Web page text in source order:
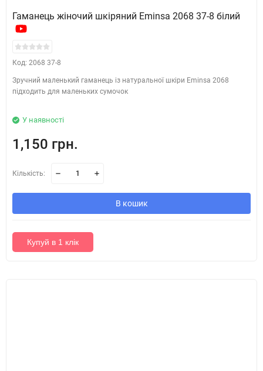
Гаманець жіночий шкіряний Eminsa 2068 37-8 білий
Код: 2068 37-8
Зручний маленький гаманець із натуральної шкіри Eminsa 2068
підходить для маленьких сумочок
У наявності
1,150 грн.
Кількість:
В кошик
Купуй в 1 клік